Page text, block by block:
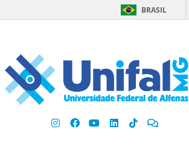
BRASIL